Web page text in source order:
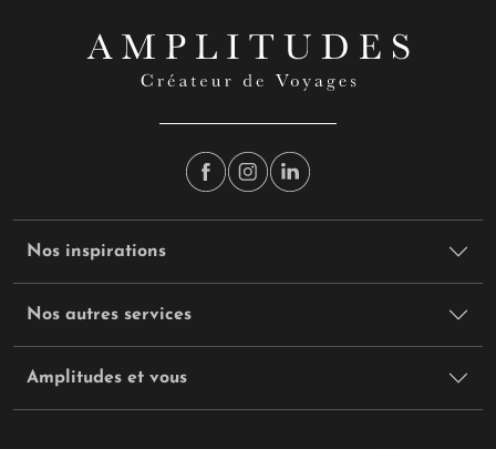
Nos inspirations
Nos autres services
Amplitudes et vous